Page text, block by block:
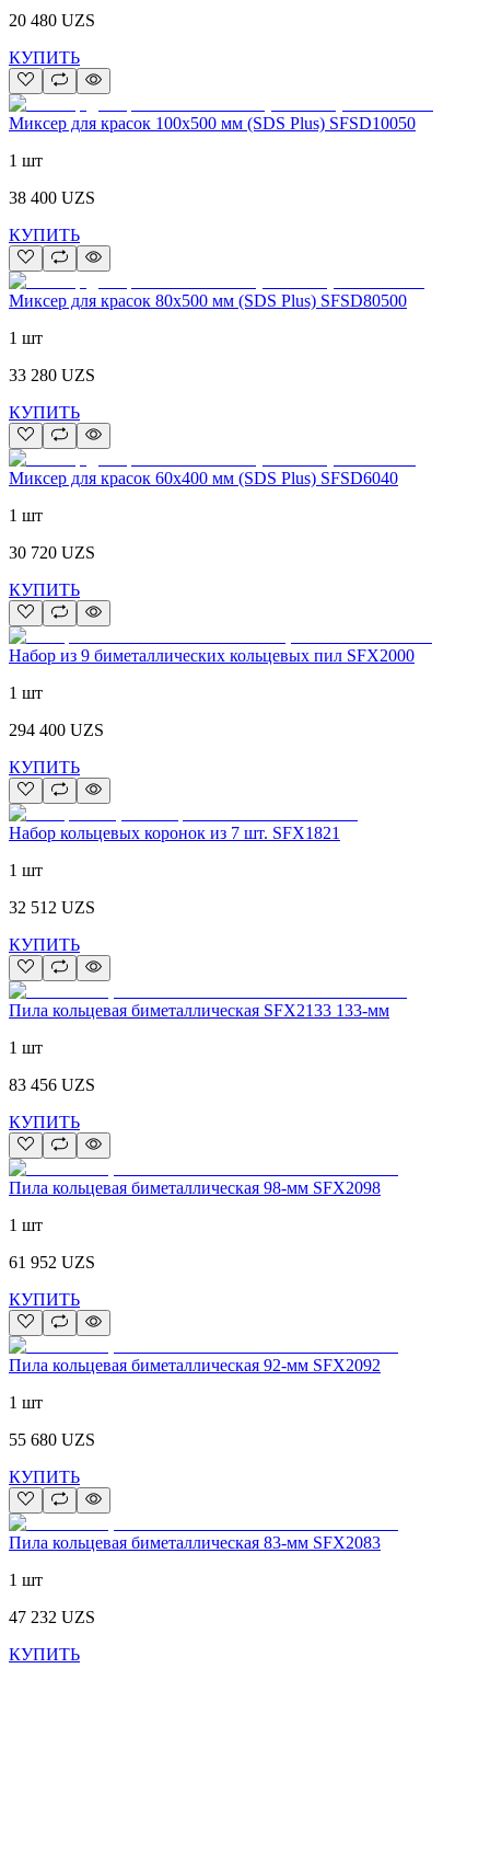
20 480 UZS
КУПИТЬ
Миксер для красок 100x500 мм (SDS Plus) SFSD10050
1 шт
38 400 UZS
КУПИТЬ
Миксер для красок 80x500 мм (SDS Plus) SFSD80500
1 шт
33 280 UZS
КУПИТЬ
Миксер для красок 60x400 мм (SDS Plus) SFSD6040
1 шт
30 720 UZS
КУПИТЬ
Набор из 9 биметаллических кольцевых пил SFX2000
1 шт
294 400 UZS
КУПИТЬ
Набор кольцевых коронок из 7 шт. SFX1821
1 шт
32 512 UZS
КУПИТЬ
Пила кольцевая биметаллическая SFX2133 133-мм
1 шт
83 456 UZS
КУПИТЬ
Пила кольцевая биметаллическая 98-мм SFX2098
1 шт
61 952 UZS
КУПИТЬ
Пила кольцевая биметаллическая 92-мм SFX2092
1 шт
55 680 UZS
КУПИТЬ
Пила кольцевая биметаллическая 83-мм SFX2083
1 шт
47 232 UZS
КУПИТЬ